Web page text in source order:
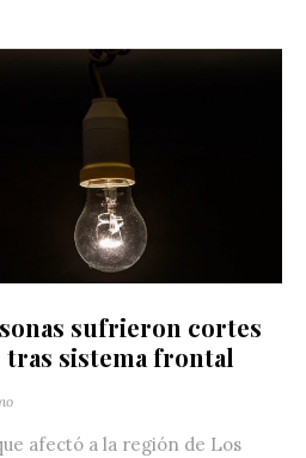
sufrieron cortes
tras sistema frontal
afectó a la región de Los